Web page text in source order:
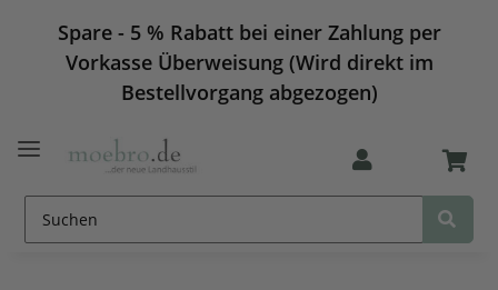
Spare - 5 % Rabatt bei einer Zahlung per
Vorkasse Überweisung (Wird direkt im
Bestellvorgang abgezogen)